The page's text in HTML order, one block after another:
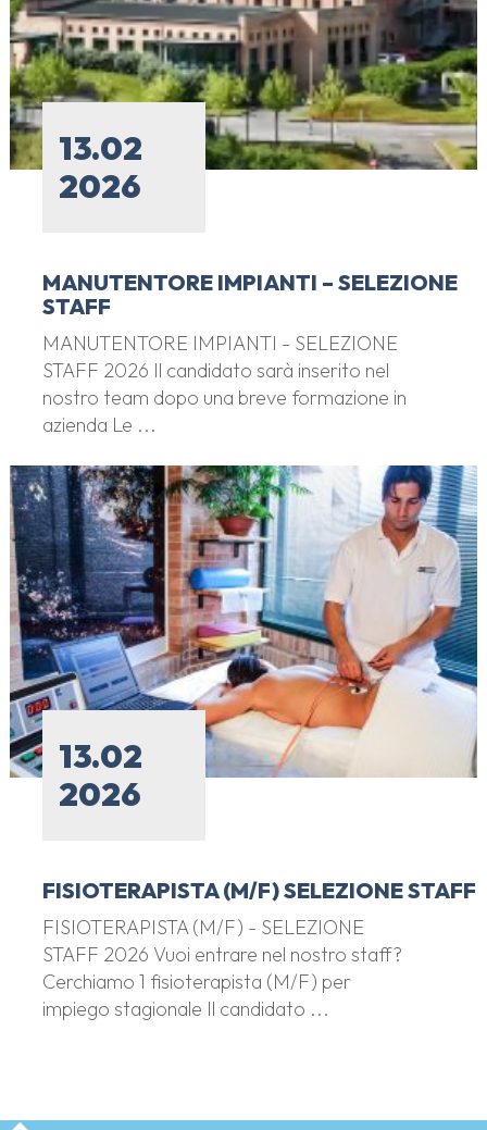
13.02
2026
MANUTENTORE IMPIANTI – SELEZIONE
STAFF
MANUTENTORE IMPIANTI - SELEZIONE
STAFF 2026 Il candidato sarà inserito nel
nostro team dopo una breve formazione in
azienda Le ...
13.02
2026
FISIOTERAPISTA (M/F) SELEZIONE STAFF
FISIOTERAPISTA (M/F) - SELEZIONE
STAFF 2026 Vuoi entrare nel nostro staff?
Cerchiamo 1 fisioterapista (M/F) per
impiego stagionale Il candidato ...